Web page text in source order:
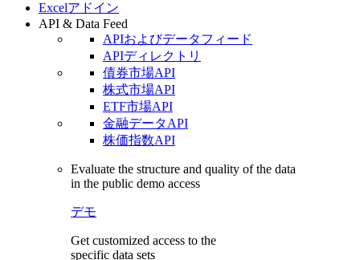
Excelアドイン
API & Data Feed
APIおよびデータフィード
APIディレクトリ
債券市場API
株式市場API
ETF市場API
金融データAPI
株価指数API
Evaluate the structure and quality of the data
in the public demo access
デモ
Get customized access to the
specific data sets